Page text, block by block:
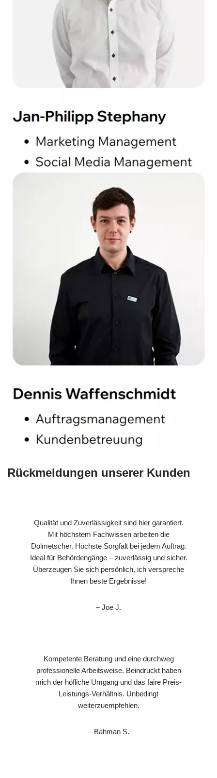
Rückmeldungen unserer Kunden
Qualität und Zuverlässigkeit sind hier garantiert.
Mit höchstem Fachwissen arbeiten die
Dolmetscher. Höchste Sorgfalt bei jedem Auftrag.
Ideal für Behördengänge – zuverlässig und sicher.
Überzeugen Sie sich persönlich, ich verspreche
Ihnen beste Ergebnisse!
– Joe J.
Kompetente Beratung und eine durchweg
professionelle Arbeitsweise. Beindruckt haben
mich der höfliche Umgang und das faire Preis-
Leistungs-Verhältnis. Unbedingt
weiterzuempfehlen.
– Bahman S.